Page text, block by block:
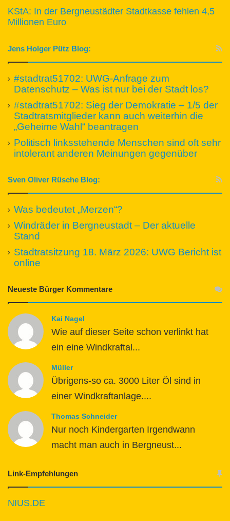
KStA: In der Bergneustädter Stadtkasse fehlen 4,5
Millionen Euro
Jens Holger Pütz Blog:
#stadtrat51702: UWG-Anfrage zum
Datenschutz – Was ist nur bei der Stadt los?
#stadtrat51702: Sieg der Demokratie – 1/5 der
Stadtratsmitglieder kann auch weiterhin die
„Geheime Wahl“ beantragen
Politisch linksstehende Menschen sind oft sehr
intolerant anderen Meinungen gegenüber
Sven Oliver Rüsche Blog:
Was bedeutet „Merzen“?
Windräder in Bergneustadt – Der aktuelle
Stand
Stadtratsitzung 18. März 2026: UWG Bericht ist
online
Neueste Bürger Kommentare
Kai Nagel
Wie auf dieser Seite schon verlinkt hat
ein eine Windkraftal...
Müller
Übrigens-so ca. 3000 Liter Öl sind in
einer Windkraftanlage....
Thomas Schneider
Nur noch Kindergarten Irgendwann
macht man auch in Bergneust...
Link-Empfehlungen
NIUS.DE